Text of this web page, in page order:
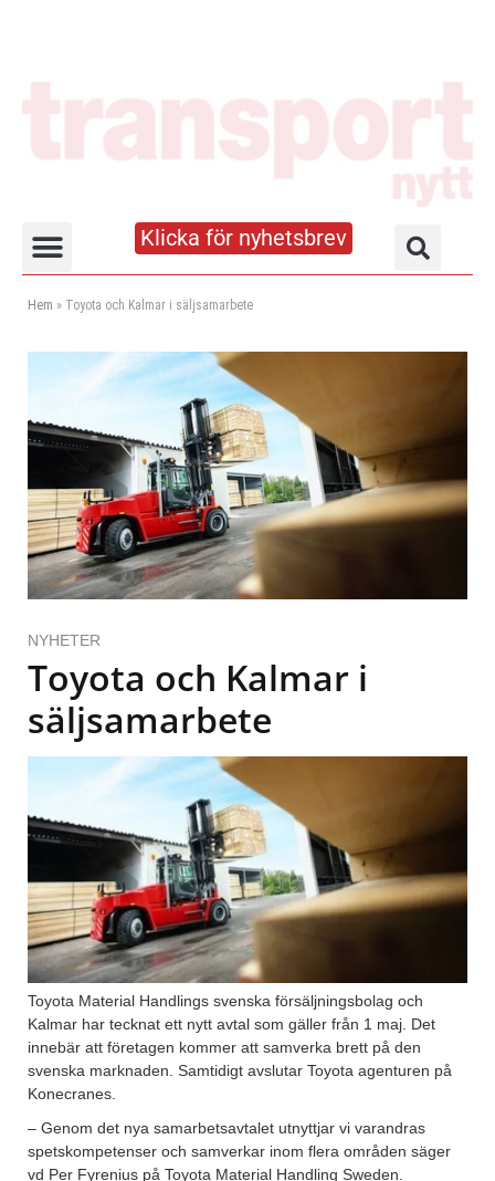
Klicka för nyhetsbrev
Hem » Toyota och Kalmar i säljsamarbete
NYHETER
Toyota och Kalmar i
säljsamarbete
Toyota Material Handlings svenska försäljningsbolag och
Kalmar har tecknat ett nytt avtal som gäller från 1 maj. Det
innebär att företagen kommer att samverka brett på den
svenska marknaden. Samtidigt avslutar Toyota agenturen på
Konecranes.
– Genom det nya samarbetsavtalet utnyttjar vi varandras
spetskompetenser och samverkar inom flera områden säger
vd Per Fyrenius på Toyota Material Handling Sweden.